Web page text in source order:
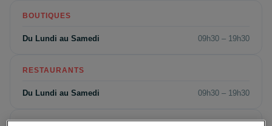
BOUTIQUES
Du Lundi au Samedi 09h30 – 19h30
RESTAURANTS
Du Lundi au Samedi 09h30 – 19h30